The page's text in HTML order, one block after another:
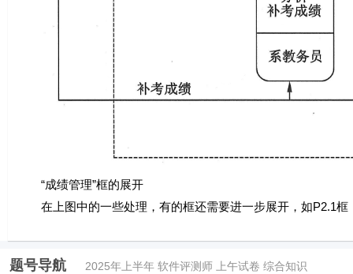
“成绩管理”框的展开
在上图中的一些处理，有的框还需要进一步展开，如P2.1框
题号导航 2025年上半年 软件评测师 上午试卷 综合知识